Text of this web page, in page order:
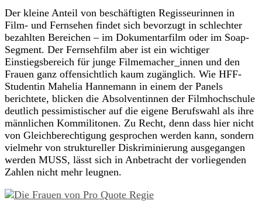
Der kleine Anteil von beschäftigten Regisseurinnen in
Film- und Fernsehen findet sich bevorzugt in schlechter
bezahlten Bereichen – im Dokumentarfilm oder im Soap-
Segment. Der Fernsehfilm aber ist ein wichtiger
Einstiegsbereich für junge Filmemacher_innen und den
Frauen ganz offensichtlich kaum zugänglich. Wie HFF-
Studentin Mahelia Hannemann in einem der Panels
berichtete, blicken die Absolventinnen der Filmhochschule
deutlich pessimistischer auf die eigene Berufswahl als ihre
männlichen Kommilitonen. Zu Recht, denn dass hier nicht
von Gleichberechtigung gesprochen werden kann, sondern
vielmehr von struktureller Diskriminierung ausgegangen
werden MUSS, lässt sich in Anbetracht der vorliegenden
Zahlen nicht mehr leugnen.